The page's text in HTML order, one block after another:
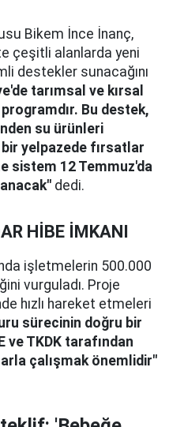
Bikem İnce İnanç,
çeşitli alanlarda yeni
destekler sunacağını
tarımsal ve kırsal
Bu destek,
su ürünleri
yelpazede fırsatlar
sistem 12 Temmuz'da
dedi.
HİBE İMKANI
işletmelerin 500.000
vurguladı. Proje
hızlı hareket etmeleri
sürecinin doğru bir
ve TKDK tarafından
çalışmak önemlidir"